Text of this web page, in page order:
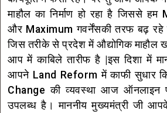
माहौल का निर्माण हो रहा है जिससे हम
और Maximum गवर्नेंसकी तरफ बढ़
जिस तरीके से प्रदेश में औद्योगिक
आप में काबिले तारीफ है |इस दिशा में
आपने Land Reform में काफी सुधार
Change की व्यवस्था आज ऑनलाइन
उपलब्ध है। माननीय मुख्यमंत्री जी